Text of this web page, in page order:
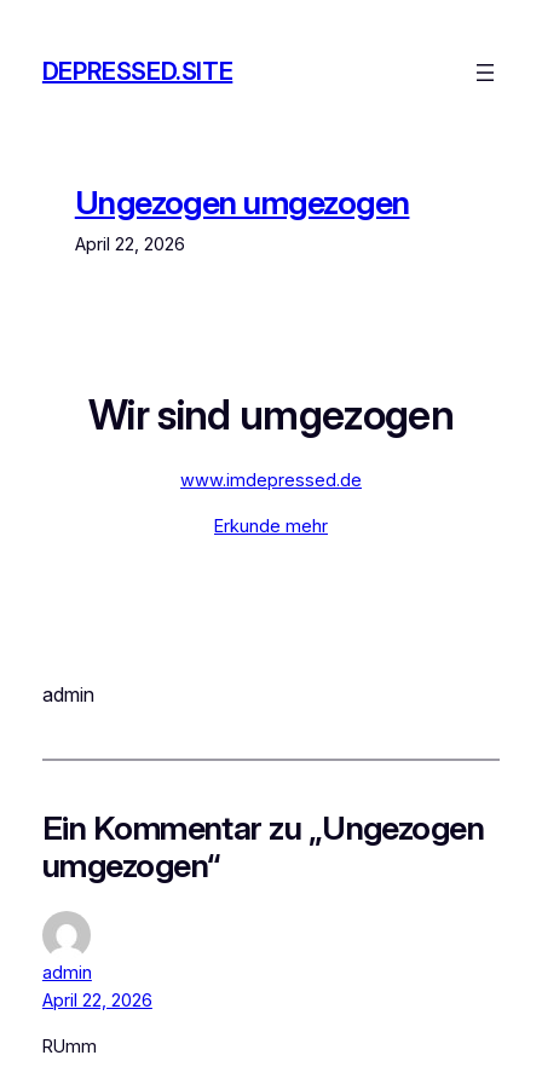
springen
DEPRESSED.SITE
Ungezogen umgezogen
April 22, 2026
Wir sind umgezogen
www.imdepressed.de
Erkunde mehr
admin
Ein Kommentar zu „Ungezogen
umgezogen“
admin
April 22, 2026
RUmm